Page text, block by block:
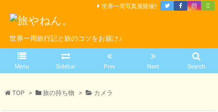
世界一周旅行記と旅のコツをお届け♪
Menu Sidebar Prev Next Search
世界一周写真展開催!!
TOP > 旅の持ち物 > カメラ